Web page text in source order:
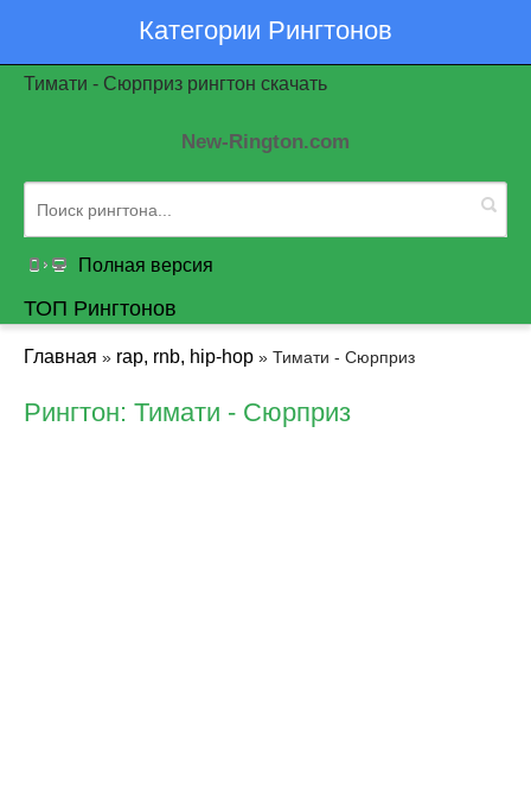
Категории Рингтонов
Тимати - Сюрприз рингтон скачать
New-Rington.com
Полная версия
ТОП Рингтонов
Главная » rap, rnb, hip-hop » Тимати - Сюрприз
Рингтон: Тимати - Сюрприз